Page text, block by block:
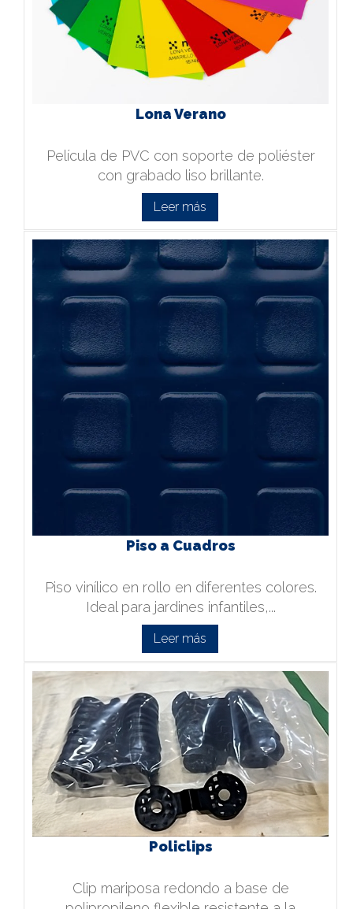
Lona Verano
Película de PVC con soporte de poliéster
con grabado liso brillante.
Leer más
Piso a Cuadros
Piso vinílico en rollo en diferentes colores.
Ideal para jardines infantiles,...
Leer más
Policlips
Clip mariposa redondo a base de